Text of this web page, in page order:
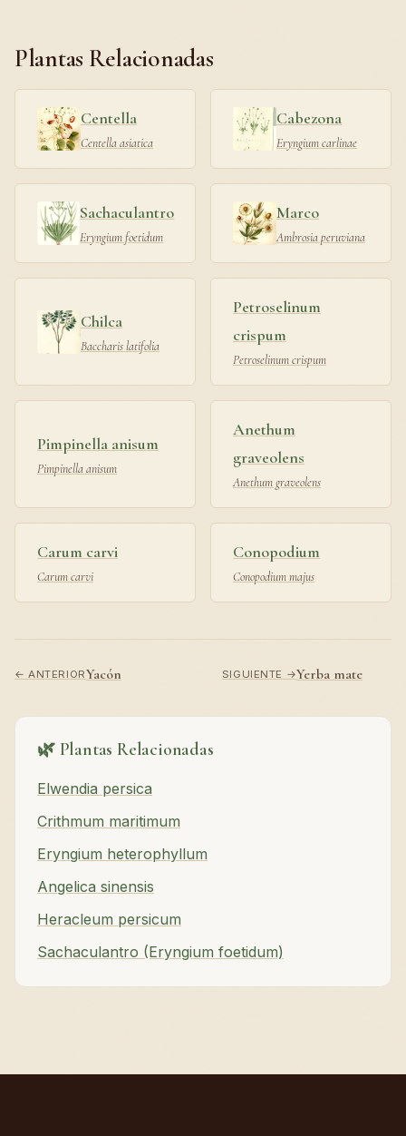
Plantas Relacionadas
Centella
Centella asiatica
Cabezona
Eryngium carlinae
Sachaculantro
Eryngium foetidum
Marco
Ambrosia peruviana
Chilca
Baccharis latifolia
Petroselinum
crispum
Petroselinum crispum
Pimpinella anisum
Pimpinella anisum
Anethum
graveolens
Anethum graveolens
Carum carvi
Carum carvi
Conopodium
Conopodium majus
← ANTERIORYacón SIGUIENTE →Yerba mate
🌿 Plantas Relacionadas
Elwendia persica
Crithmum maritimum
Eryngium heterophyllum
Angelica sinensis
Heracleum persicum
Sachaculantro (Eryngium foetidum)